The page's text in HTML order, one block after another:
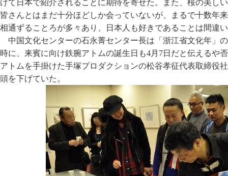
けて日本で紹介されることに期待を寄せた。また、桜の美し
皆さんとはまだ十分ほどしか会っていないが、まるで十数年
相通ずることろが多々あり、日本人も好きであることは間違
中国文化センターの石永菁センター長は「浙江省文化年」
時に、来賓に向け鉄腕アトムの誕生日も4月7日だと伝えるや
アトムを手掛けた手塚プロダクションの松谷孝征代表取締役
頭を下げていた。